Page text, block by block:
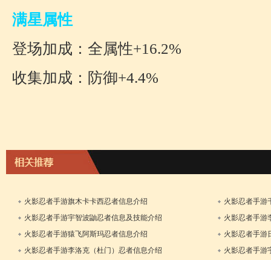
满星属性
登场加成：全属性+16.2%
收集加成：防御+4.4%
火影忍者手游旗木卡卡西忍者信息介绍
火影忍者手游宇智波鼬忍者信息及技能介绍
火影忍者手游猿飞阿斯玛忍者信息介绍
火影忍者手游李洛克（杜门）忍者信息介绍
火影忍者手游
火影忍者手游
火影忍者手游
火影忍者手游